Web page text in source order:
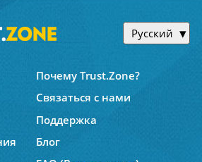
Русский
Почему Trust.Zone?
Связаться с нами
Поддержка
Блог